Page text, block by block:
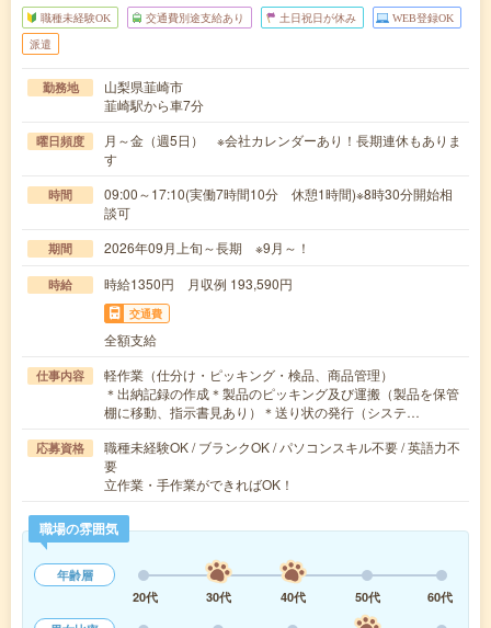
職種未経験OK 交通費別途支給あり 土日祝日が休み WEB登録OK
派遣
勤務地
山梨県韮崎市
韮崎駅から車7分
曜日頻度
月～金（週5日） ※会社カレンダーあり！長期連休もありま
す
時間
09:00～17:10(実働7時間10分 休憩1時間)※8時30分開始相
談可
期間 2026年09月上旬～長期 ※9月～！
時給 時給1350円 月収例 193,590円
交通費
全額支給
仕事内容
軽作業（仕分け・ピッキング・検品、商品管理）
＊出納記録の作成＊製品のピッキング及び運搬（製品を保管
棚に移動、指示書見あり）＊送り状の発行（システ…
応募資格
職種未経験OK / ブランクOK / パソコンスキル不要 / 英語力不
要
立作業・手作業ができればOK！
職場の雰囲気
年齢層
20代
30代 40代 50代
60代